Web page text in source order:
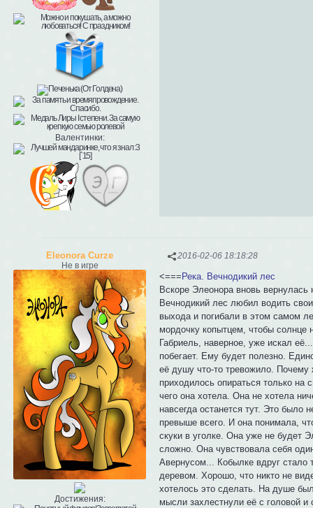
Валентинки:
2016-02-06 18:18:28
Eleonora Curze
Не в игре
Достижения:
<===Река. Вечнодикий лес
Вскоре Элеонора вновь
Вечнодикий лес любил водить
выхода и погибали в этом самом
мордочку копытцем, чтобы солнце
Габриель, наверное, уже искал
побегает. Ему будет полезно.
её душу что-то тревожило. Почему
приходилось опираться только на
чего она хотела. Она не хотела
навсегда останется тут. Это было
превыше всего. И она понимала,
скуки в уголке. Она уже не будет
сложно. Она чувствовала себя
Авернусом... Кобылке вдруг стало
деревом. Хорошо, что никто не
хотелось это сделать. На душе
мысли захлестнули её с головой